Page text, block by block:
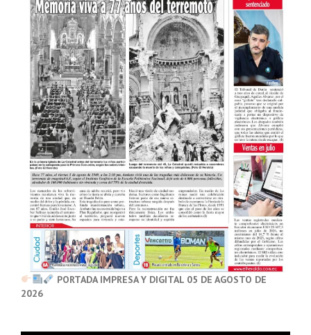
PORTADA IMPRESA Y DIGITAL 05 DE AGOSTO DE
2026